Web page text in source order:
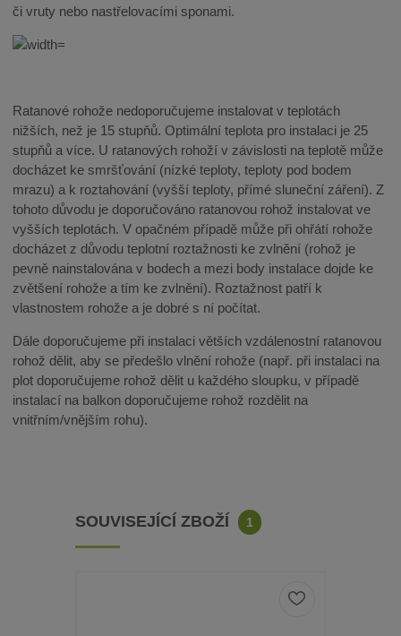
či vruty nebo nastřelovacími sponami.
Ratanové rohože nedoporučujeme instalovat v teplotách
nižších, než je 15 stupňů. Optimální teplota pro instalaci je 25
stupňů a více. U ratanových rohoží v závislosti na teplotě může
docházet ke smršťování (nízké teploty, teploty pod bodem
mrazu) a k roztahování (vyšší teploty, přímé sluneční záření). Z
tohoto důvodu je doporučováno ratanovou rohož instalovat ve
vyšších teplotách. V opačném případě může při ohřátí rohože
docházet z důvodu teplotní roztažnosti ke zvlnění (rohož je
pevně nainstalována v bodech a mezi body instalace dojde ke
zvětšení rohože a tím ke zvlnění). Roztažnost patří k
vlastnostem rohože a je dobré s ní počítat.
Dále doporučujeme při instalaci větších vzdálenostní ratanovou
rohož dělit, aby se předešlo vlnění rohože (např. při instalaci na
plot doporučujeme rohož dělit u každého sloupku, v případě
instalací na balkon doporučujeme rohož rozdělit na
vnitřním/vnějším rohu).
SOUVISEJÍCÍ ZBOŽÍ 1